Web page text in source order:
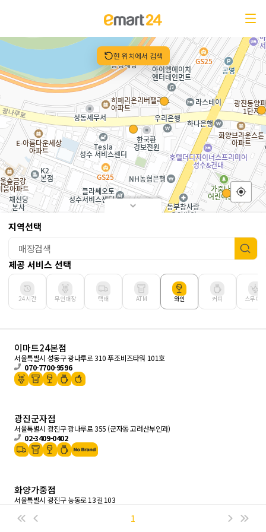
이마트24 본점 무인영업중
서울 성동구 광나루로 310 푸조비즈타워 101호
영업시간
07:00 ~ 01:00
무인운영시간
07:00 ~ 01:00
전화번호
제공서비스
닫기
현 위치에서 검색
지역선택
제공 서비스 선택
24시간 무인매장 택배 ATM 와인 커피 스무디킹
이마트24본점
서울특별시 성동구 광나루로 310 푸조비즈타워 101호
070-7700-9596
광진군자점
서울특별시 광진구 광나루로 355 (군자동 고려산부인과)
02-3409-0402
화양가중점
서울특별시 광진구 능동로 13길 103
1